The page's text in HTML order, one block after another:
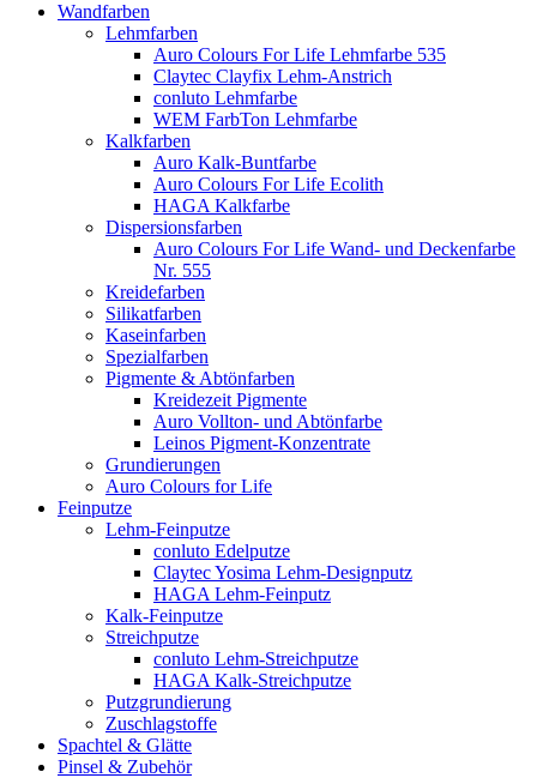
Wandfarben
Lehmfarben
Auro Colours For Life Lehmfarbe 535
Claytec Clayfix Lehm-Anstrich
conluto Lehmfarbe
WEM FarbTon Lehmfarbe
Kalkfarben
Auro Kalk-Buntfarbe
Auro Colours For Life Ecolith
HAGA Kalkfarbe
Dispersionsfarben
Auro Colours For Life Wand- und Deckenfarbe
Nr. 555
Kreidefarben
Silikatfarben
Kaseinfarben
Spezialfarben
Pigmente & Abtönfarben
Kreidezeit Pigmente
Auro Vollton- und Abtönfarbe
Leinos Pigment-Konzentrate
Grundierungen
Auro Colours for Life
Feinputze
Lehm-Feinputze
conluto Edelputze
Claytec Yosima Lehm-Designputz
HAGA Lehm-Feinputz
Kalk-Feinputze
Streichputze
conluto Lehm-Streichputze
HAGA Kalk-Streichputze
Putzgrundierung
Zuschlagstoffe
Spachtel & Glätte
Pinsel & Zubehör